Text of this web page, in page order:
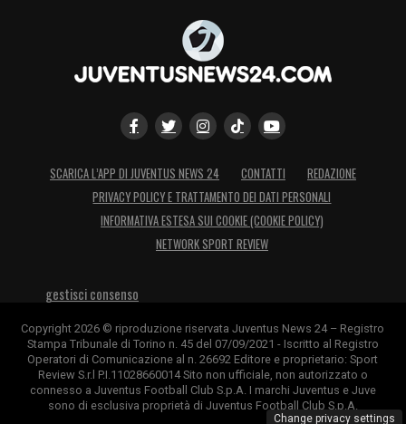
SCARICA L’APP DI JUVENTUS NEWS 24 CONTATTI
REDAZIONE
PRIVACY POLICY E TRATTAMENTO DEI DATI PERSONALI
INFORMATIVA ESTESA SUI COOKIE (COOKIE POLICY)
NETWORK SPORT REVIEW
gestisci consenso
Copyright 2026 © riproduzione riservata Juventus News 24 – Registro
Stampa Tribunale di Torino n. 45 del 07/09/2021 - Iscritto al Registro
Operatori di Comunicazione al n. 26692 Editore e proprietario: Sport
Review S.r.l P.I.11028660014 Sito non ufficiale, non autorizzato o
connesso a Juventus Football Club S.p.A. I marchi Juventus e Juve
sono di esclusiva proprietà di Juventus Football Club S.p.A.
Change privacy settings